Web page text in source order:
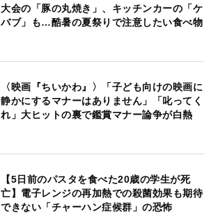
大会の「豚の丸焼き」、キッチンカーの「ケ
バブ」も…酷暑の夏祭りで注意したい食べ物
〈映画『ちいかわ』〉「子ども向けの映画に
静かにするマナーはありません」「叱ってく
れ」大ヒットの裏で鑑賞マナー論争が白熱
【5日前のパスタを食べた20歳の学生が死
亡】電子レンジの再加熱での殺菌効果も期待
できない「チャーハン症候群」の恐怖